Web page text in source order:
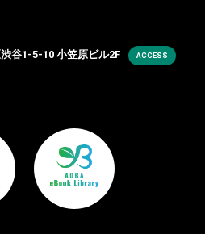
谷1-5-10 小笠原ビル2F
ACCESS